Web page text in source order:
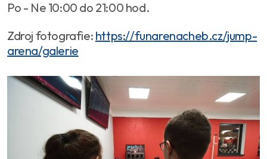
Po - Ne 10:00 do 21:00 hod.
Zdroj fotografie: https://funarenacheb.cz/jump-
arena/galerie